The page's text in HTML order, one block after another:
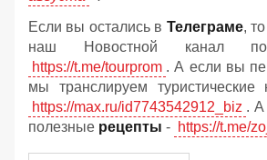
Если вы остались в Телеграме,
наш Новостной канал
https://t.me/tourprom . А если вы
мы транслируем туристические
https://max.ru/id7743542912_biz . А
полезные рецепты - https://t.me/